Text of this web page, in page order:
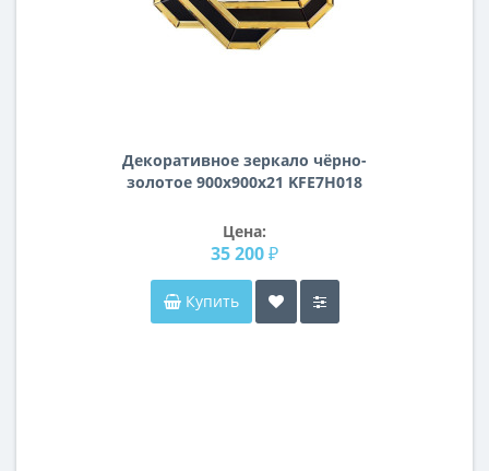
Декоративное зеркало чёрно-
золотое 900х900х21 KFE7H018
Цена:
35 200 ₽
Купить